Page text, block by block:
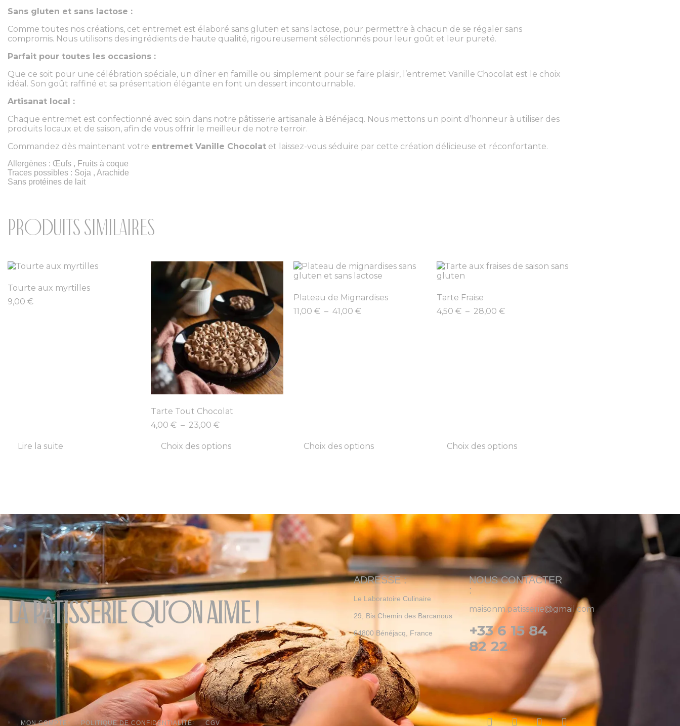
Sans gluten et sans lactose :
Comme toutes nos créations, cet entremet est élaboré sans gluten et sans lactose, pour permettre à chacun de se régaler sans
compromis. Nous utilisons des ingrédients de haute qualité, rigoureusement sélectionnés pour leur goût et leur pureté.
Parfait pour toutes les occasions :
Que ce soit pour une célébration spéciale, un dîner en famille ou simplement pour se faire plaisir, l’entremet Vanille Chocolat est le choix
idéal. Son goût raffiné et sa présentation élégante en font un dessert incontournable.
Artisanat local :
Chaque entremet est confectionné avec soin dans notre pâtisserie artisanale à Bénéjacq. Nous mettons un point d’honneur à utiliser des
produits locaux et de saison, afin de vous offrir le meilleur de notre terroir.
Commandez dès maintenant votre entremet Vanille Chocolat et laissez-vous séduire par cette création délicieuse et réconfortante.
Allergènes : Œufs , Fruits à coque
Traces possibles : Soja , Arachide
Sans protéines de lait
Produits similaires
Tourte aux myrtilles
9,00 €
Lire la suite
Tarte Tout Chocolat
4,00 € – 23,00 €
Choix des options
Plateau de Mignardises
11,00 € – 41,00 €
Choix des options
Tarte Fraise
4,50 € – 28,00 €
Choix des options
La pâtisserie qu'on aime !
ADRESSE :
Le Laboratoire Culinaire
29, Bis Chemin des Barcanous
64800 Bénéjacq, France
NOUS CONTACTER
:
maisonm.patisserie@gmail.com
+33 6 15 84
82 22
MON COMPTE POLITIQUE DE CONFIDENTIALITÉ CGV